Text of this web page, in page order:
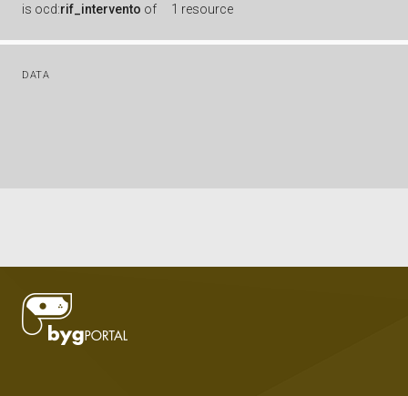
is ocd:rif_intervento of 1 resource
DATA